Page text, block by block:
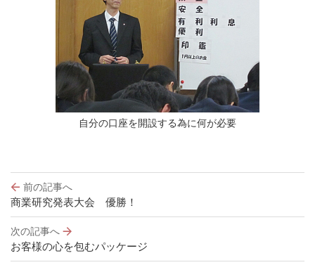
自分の口座を開設する為に何が必要
投
稿
ナ
ビ
ゲ
ー
前の記事へ
商業研究発表大会 優勝！
次の記事へ
お客様の心を包むパッケージ